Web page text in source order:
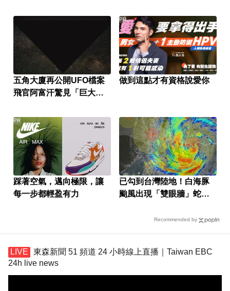
五角大廈再公開UFO檔案
飛官阿富汗驚見「巨大三
做到這點才有資格說愛你
PR
踩著空氣，邁向極限，讓
每一步都輕盈有力
PR
已勾到台灣陸地！白海豚
颱風出現「雙眼牆」蛇行
Recommended by
東森新聞 51 頻道 24 小時線上直播｜Taiwan EBC
24h live news